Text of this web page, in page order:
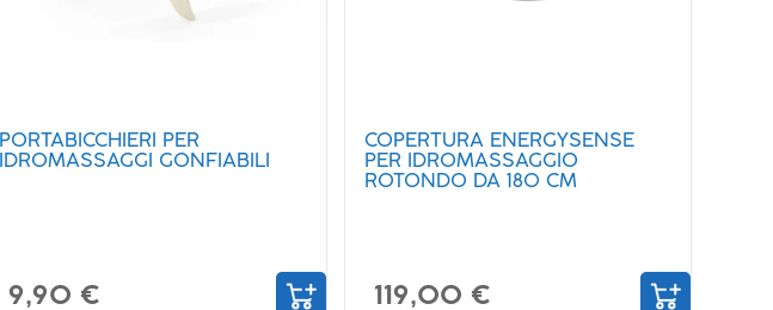
PORTABICCHIERI PER
IDROMASSAGGI GONFIABILI
9,90 €
COPERTURA ENERGYSENSE
PER IDROMASSAGGIO
ROTONDO DA 180 CM
119,00 €